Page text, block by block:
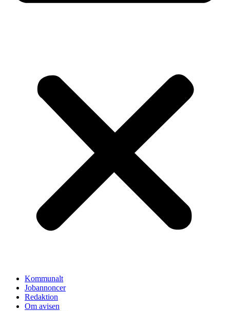
Kommunalt
Jobannoncer
Redaktion
Om avisen